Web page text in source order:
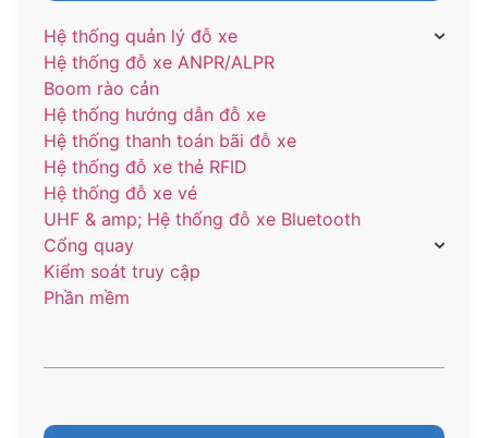
Hệ thống quản lý đỗ xe
Hệ thống đỗ xe ANPR/ALPR
Boom rào cản
Hệ thống hướng dẫn đỗ xe
Hệ thống thanh toán bãi đỗ xe
Hệ thống đỗ xe thẻ RFID
Hệ thống đỗ xe vé
UHF & amp; Hệ thống đỗ xe Bluetooth
Cổng quay
Kiểm soát truy cập
Phần mềm